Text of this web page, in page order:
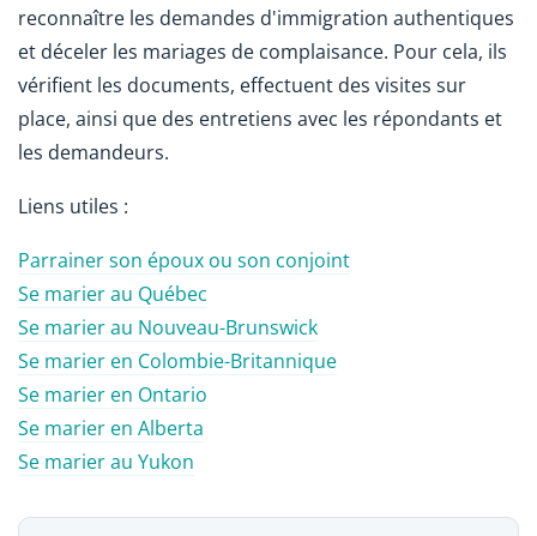
reconnaître les demandes d'immigration authentiques
et déceler les mariages de complaisance. Pour cela, ils
vérifient les documents, effectuent des visites sur
place, ainsi que des entretiens avec les répondants et
les demandeurs.
Liens utiles :
Parrainer son époux ou son conjoint
Se marier au Québec
Se marier au Nouveau-Brunswick
Se marier en Colombie-Britannique
Se marier en Ontario
Se marier en Alberta
Se marier au Yukon